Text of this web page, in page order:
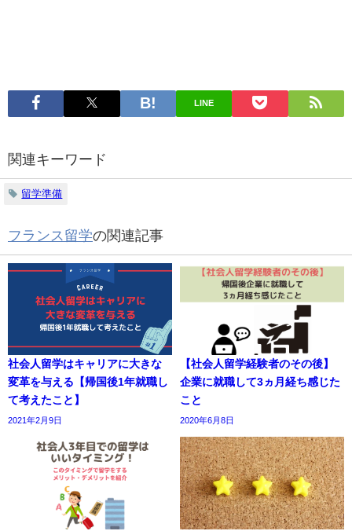
LINE
関連キーワード
留学準備
フランス留学の関連記事
社会人留学はキャリアに大きな
変革を与える【帰国後1年就職し
て考えたこと】
2021年2月9日
【社会人留学経験者のその後】
企業に就職して3ヵ月経ち感じた
こと
2020年6月8日